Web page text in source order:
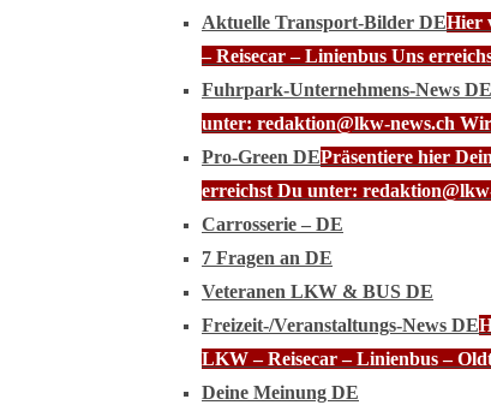
Aktuelle Transport-Bilder DEHier
– Reisecar – Linienbus Uns
Fuhrpark-Unternehmens-News DE
unter: redaktion@lkw-news.ch
Pro-Green DEPräsentiere hier
erreichst Du unter:
Carrosserie – DE
7 Fragen an DE
Veteranen LKW & BUS DE
Freizeit-/Veranstaltungs-News DE
LKW – Reisecar – Linienbus –
Deine Meinung DE